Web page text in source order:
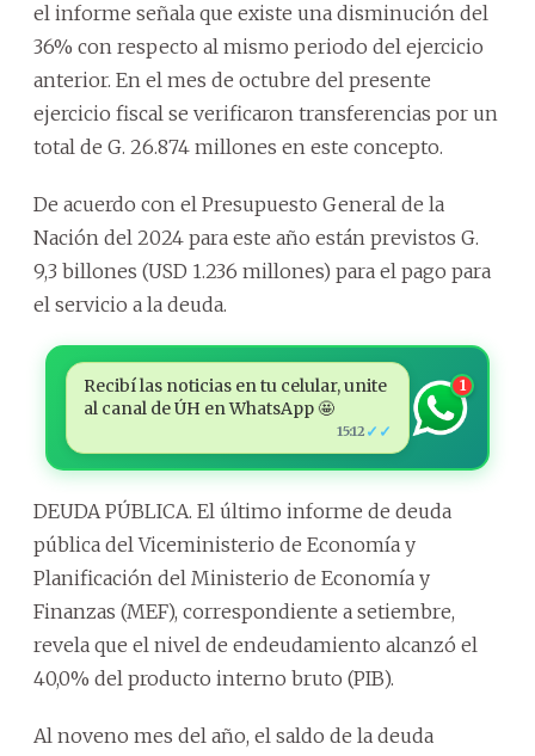
el informe señala que existe una disminución del
36% con respecto al mismo periodo del ejercicio
anterior. En el mes de octubre del presente
ejercicio fiscal se verificaron transferencias por un
total de G. 26.874 millones en este concepto.
De acuerdo con el Presupuesto General de la
Nación del 2024 para este año están previstos G.
9,3 billones (USD 1.236 millones) para el pago para
el servicio a la deuda.
Recibí las noticias en tu celular, unite
al canal de ÚH en WhatsApp 🤩
15:12 ✓✓
1
DEUDA PÚBLICA. El último informe de deuda
pública del Viceministerio de Economía y
Planificación del Ministerio de Economía y
Finanzas (MEF), correspondiente a setiembre,
revela que el nivel de endeudamiento alcanzó el
40,0% del producto interno bruto (PIB).
Al noveno mes del año, el saldo de la deuda